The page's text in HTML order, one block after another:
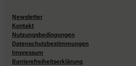
Newsletter
Kontakt
Nutzungsbedingungen
Datenschutzbestimmungen
Impressum
Barrierefreiheitserklärung